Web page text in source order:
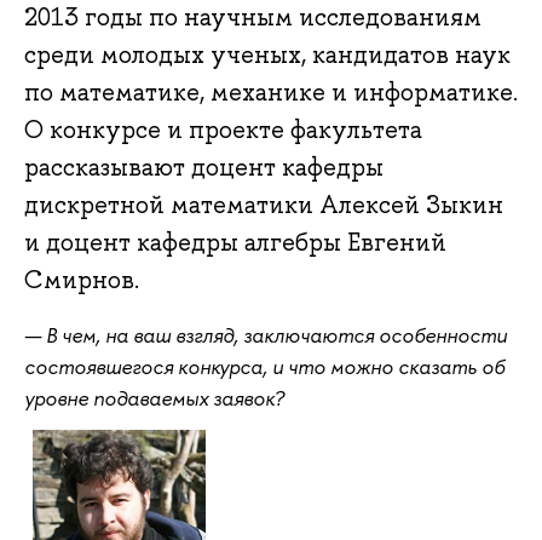
2013 годы по научным исследованиям
среди молодых ученых, кандидатов наук
по математике, механике и информатике.
О конкурсе и проекте факультета
рассказывают доцент кафедры
дискретной математики Алексей Зыкин
и доцент кафедры алгебры Евгений
Смирнов.
— В чем, на ваш взгляд, заключаются особенности
состоявшегося конкурса, и что можно сказать об
уровне подаваемых заявок?